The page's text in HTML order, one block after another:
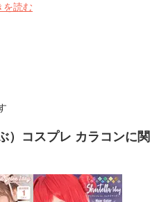
を読む
）コスプレ カラコンに関